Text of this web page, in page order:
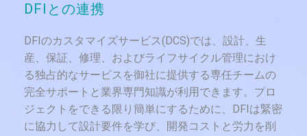
DFIとの連携
DFIのカスタマイズサービス(DCS)では、設計、生
産、保証、修理、およびライフサイクル管理におけ
る独占的なサービスを御社に提供する専任チームの
完全サポートと業界専門知識が利用できます。プロ
ジェクトをできる限り簡単にするために、DFIは緊密
に協力して設計要件を学び、開発コストと労力を削